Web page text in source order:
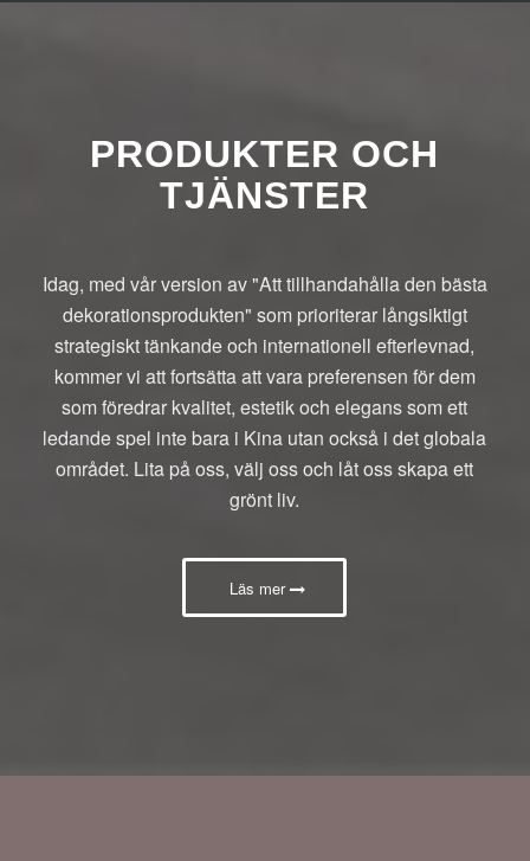
PRODUKTER OCH
TJÄNSTER
Idag, med vår version av "Att tillhandahålla den bästa
dekorationsprodukten" som prioriterar långsiktigt
strategiskt tänkande och internationell efterlevnad,
kommer vi att fortsätta att vara preferensen för dem
som föredrar kvalitet, estetik och elegans som ett
ledande spel inte bara i Kina utan också i det globala
området. Lita på oss, välj oss och låt oss skapa ett
grönt liv.
Läs mer